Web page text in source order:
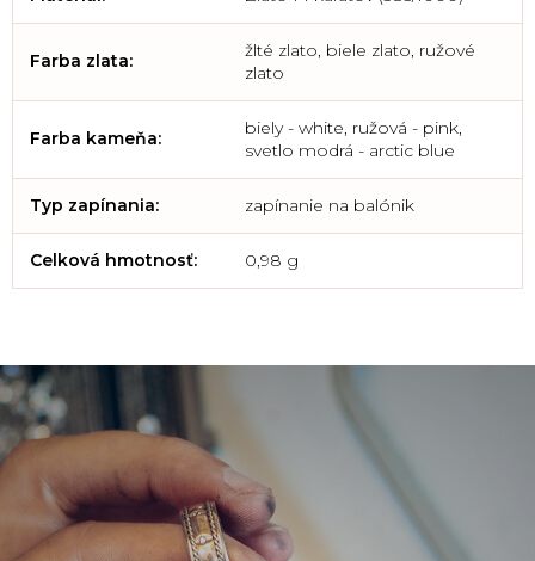
Farba zlata:
žlté zlato, biele zlato, ružové
zlato
Farba kameňa:
biely - white, ružová - pink,
svetlo modrá - arctic blue
Typ zapínania: zapínanie na balónik
Celková hmotnosť: 0,98 g